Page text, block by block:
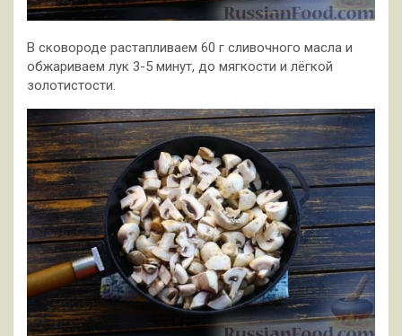
В сковороде растапливаем 60 г сливочного масла и
обжариваем лук 3-5 минут, до мягкости и лёгкой
золотистости.